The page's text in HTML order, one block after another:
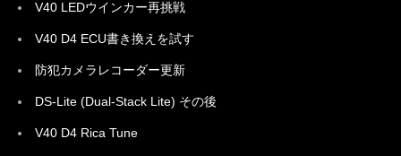
V40 LEDウインカー再挑戦
V40 D4 ECU書き換えを試す
防犯カメラレコーダー更新
DS-Lite (Dual-Stack Lite) その後
V40 D4 Rica Tune